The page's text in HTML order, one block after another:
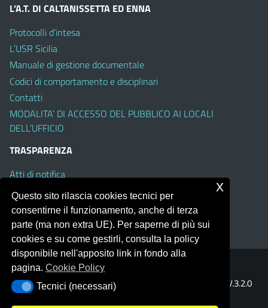
L’A.T. DI CALTANISSETTA ED ENNA
Protocolli d’intesa
L’USR Sicilia
Manuale di gestione documentale
Codici di comportamento e disciplinari
Contatti
MODALITA’ DI ACCESSO DEL PUBBLICO AI LOCALI
DELL’UFFICIO
TRASPARENZA
Atti di notifica
Albo on line
Amministrazione Trasparente
Obiettivi di Accessibilità
Portale realizzato con la piattaforma
Template Italia configurato sul tema accessibile
V.3.2.0
(Mizar)
Questo sito rilascia cookies tecnici per
consentirne il funzionamento, anche di terza
parte (ma non extra UE). Per saperne di più sui
cookies e su come gestirli, consulta la policy
disponibile nell'apposito link in fondo alla
pagina.Cookie Policy
Tecnici (necessari)
Tecnici (necessari)
x